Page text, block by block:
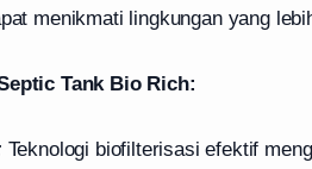
menikmati lingkungan yang
Tank Bio Rich:
Teknologi biofilterisasi efektif